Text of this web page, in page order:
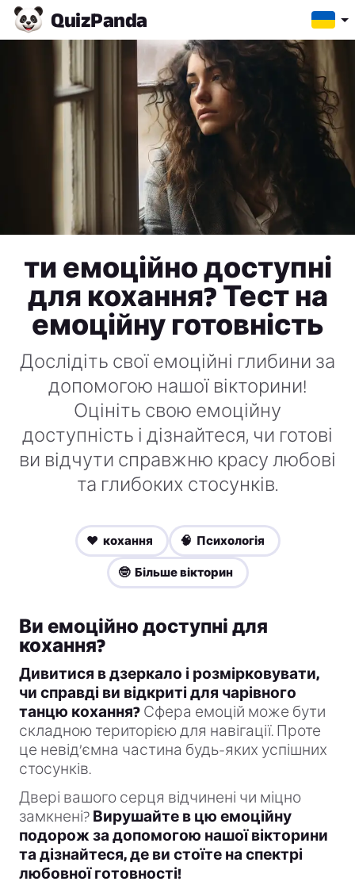
QuizPanda
ти емоційно доступні
для кохання? Тест на
емоційну готовність
Дослідіть свої емоційні глибини за
допомогою нашої вікторини!
Оцініть свою емоційну
доступність і дізнайтеся, чи готові
ви відчути справжню красу любові
та глибоких стосунків.
❤️ кохання 🧠 Психологія
🤓 Більше вікторин
Ви емоційно доступні для
кохання?
Дивитися в дзеркало і розмірковувати,
чи справді ви відкриті для чарівного
танцю кохання? Сфера емоцій може бути
складною територією для навігації. Проте
це невід’ємна частина будь-яких успішних
стосунків.
Двері вашого серця відчинені чи міцно
замкнені? Вирушайте в цю емоційну
подорож за допомогою нашої вікторини
та дізнайтеся, де ви стоїте на спектрі
любовної готовності!